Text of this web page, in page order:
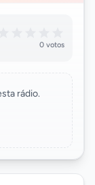
0 votos
rádio.